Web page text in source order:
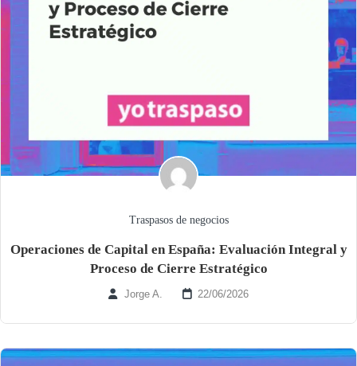
Traspasos de negocios
Operaciones de Capital en España: Evaluación Integral y
Proceso de Cierre Estratégico
Jorge A. 22/06/2026